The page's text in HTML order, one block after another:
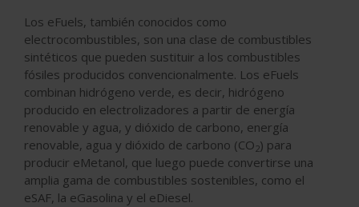
Los eFuels, también conocidos como
electrocombustibles, son una clase de combustibles
sintéticos que pueden sustituir a los combustibles
fósiles producidos convencionalmente. Los eFuels
combinan hidrógeno verde, es decir, hidrógeno
producido en electrolizadores a partir de energía
renovable y agua, y dióxido de carbono, energía
renovable, agua y dióxido de carbono (CO 2) para
producir eMetanol, que luego puede convertirse una
amplia gama de combustibles sostenibles, como el
eSAF, la eGasolina y el eDiesel.